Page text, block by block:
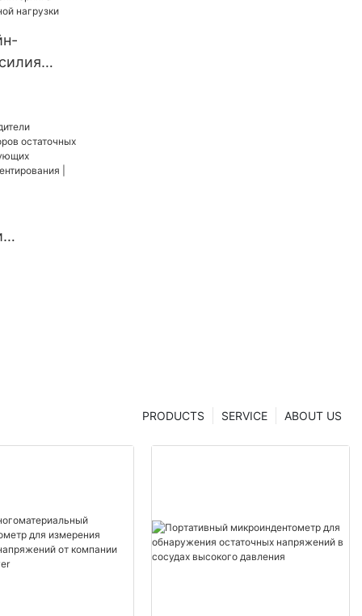
для
|
ABOUT US
SERVICE
PRODUCTS